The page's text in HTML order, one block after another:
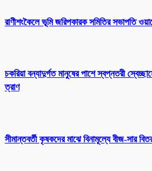
রাণীশংকৈলে ভূমি জরিপকারক সমিতির সভাপতি
চকরিয়া বন্যাদুর্গত মানুষের পাশে স্বপ্নতরী
ত্রাণ
সীমান্তবর্তী কৃষকদের মাঝে বিনামূল্যে বীজ-সার